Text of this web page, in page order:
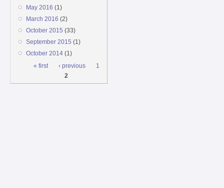
May 2016 (1)
March 2016 (2)
October 2015 (33)
September 2015 (1)
October 2014(1)
Pages« first ‹ previous
1
2